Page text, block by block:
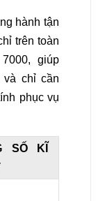
hành tận
trên toàn
giúp
và chỉ cần
phục vụ
SỐ KĨ